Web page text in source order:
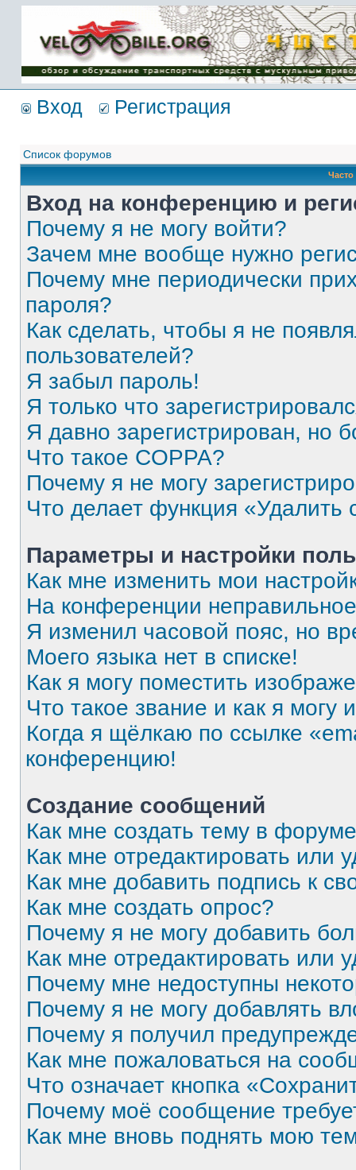
Имя пользователя:
Пароль:
{ LOG_ME_IN_SHORT
}
Вход Регистрация
Список форумов
Вход на конференцию и
Почему я не могу войти?
Зачем мне вообще нужно
Почему мне периодически
пароля?
Как сделать, чтобы я не
пользователей?
Я забыл пароль!
Я только что
Я давно зарегистрирован, но
Что такое COPPA?
Почему я не могу
Что делает функция
Параметры и настройки
Как мне изменить мои
На конференции
Я изменил часовой пояс, но
Моего языка нет в списке!
Как я могу поместить
Что такое звание и как я могу
Когда я щёлкаю по ссылке
конференцию!
Создание сообщений
Как мне создать тему в
Как мне отредактировать или
Как мне добавить подпись к
Как мне создать опрос?
Почему я не могу добавить
Как мне отредактировать или
Почему мне недоступны
Почему я не могу добавлять
Почему я получил
Как мне пожаловаться на
Что означает кнопка
Почему моё сообщение
Как мне вновь поднять мою